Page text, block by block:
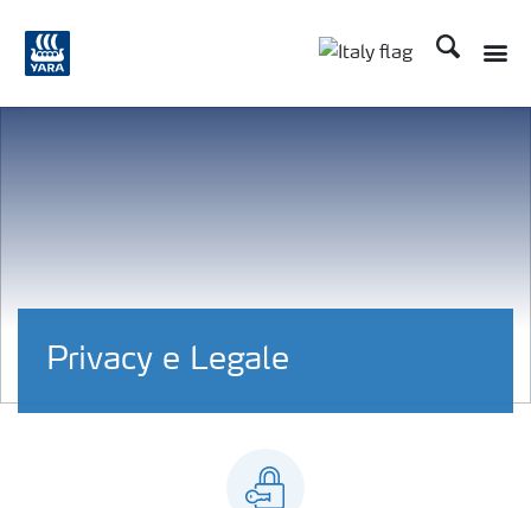
Cerca
Privacy e Legale